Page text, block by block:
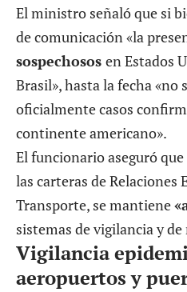
El ministro señaló que si
de comunicación «la
sospechosos en Estados
Brasil», hasta la fecha «no
oficialmente casos
continente americano».
El funcionario aseguró
las carteras de Relaciones
Transporte, se mantiene
sistemas de vigilancia y
Vigilancia
aeropuertos y